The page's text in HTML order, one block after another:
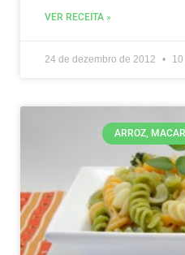
VER RECEITA »
24 de dezembro de 2012
ARROZ,